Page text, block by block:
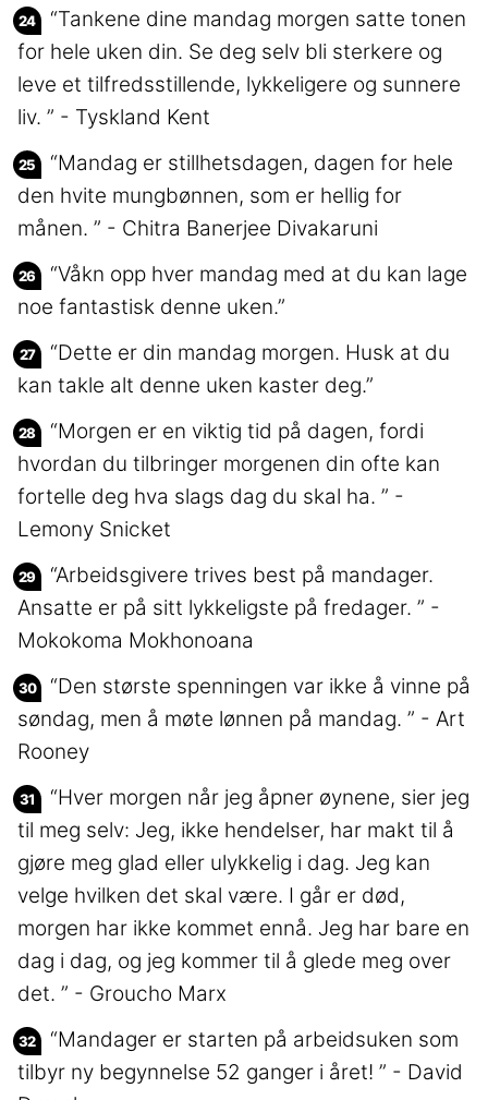
“Tankene dine mandag morgen satte tonen
for hele uken din. Se deg selv bli sterkere og
leve et tilfredsstillende, lykkeligere og sunnere
liv. ” - Tyskland Kent
“Mandag er stillhetsdagen, dagen for hele
den hvite mungbønnen, som er hellig for
månen. ” - Chitra Banerjee Divakaruni
“Våkn opp hver mandag med at du kan lage
noe fantastisk denne uken.”
“Dette er din mandag morgen. Husk at du
kan takle alt denne uken kaster deg.”
“Morgen er en viktig tid på dagen, fordi
hvordan du tilbringer morgenen din ofte kan
fortelle deg hva slags dag du skal ha. ” -
Lemony Snicket
“Arbeidsgivere trives best på mandager.
Ansatte er på sitt lykkeligste på fredager. ” -
Mokokoma Mokhonoana
“Den største spenningen var ikke å vinne på
søndag, men å møte lønnen på mandag. ” - Art
Rooney
“Hver morgen når jeg åpner øynene, sier jeg
til meg selv: Jeg, ikke hendelser, har makt til å
gjøre meg glad eller ulykkelig i dag. Jeg kan
velge hvilken det skal være. I går er død,
morgen har ikke kommet ennå. Jeg har bare en
dag i dag, og jeg kommer til å glede meg over
det. ” - Groucho Marx
“Mandager er starten på arbeidsuken som
tilbyr ny begynnelse 52 ganger i året! ” - David